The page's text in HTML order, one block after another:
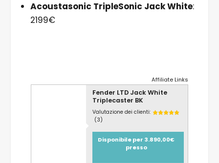
Acoustasonic TripleSonic Jack White:
2199€
Affiliate Links
Fender LTD Jack White
Triplecaster BK
Valutazione dei clienti:
(3)
Disponibile per 3.890,00€
presso